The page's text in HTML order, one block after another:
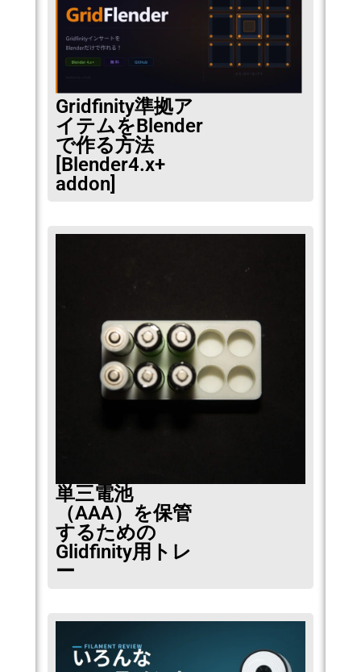
Gridfinity準拠ア
イテムをBlender
で作る方法
[Blender4.x+
addon]
単三電池
（AAA）を保管
するための
Glidfinity用トレ
ー